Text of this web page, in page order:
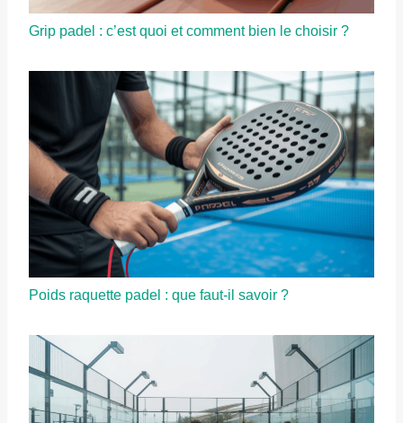
Grip padel : c’est quoi et comment bien le choisir ?
Poids raquette padel : que faut-il savoir ?